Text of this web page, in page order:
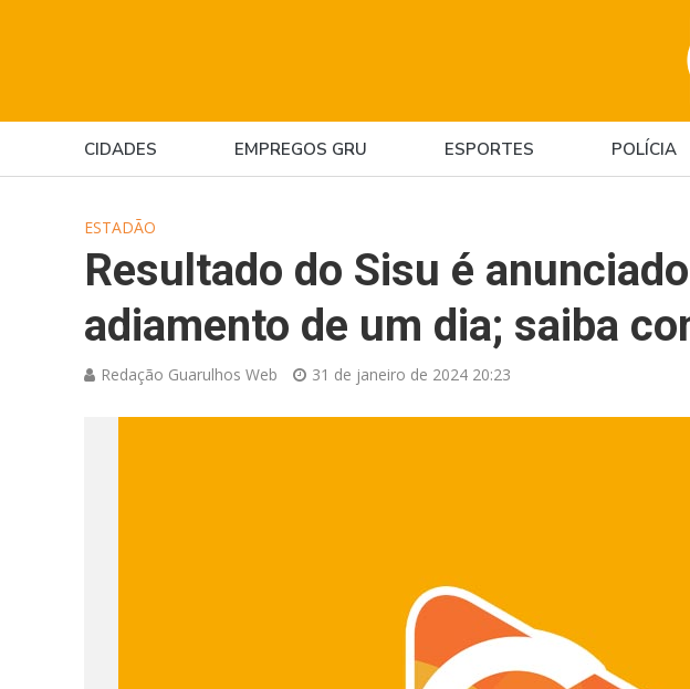
CIDADES EMPREGOS GRU ESPORTES POLÍCIA
ESTADÃO
Resultado do Sisu é
adiamento de um dia; saiba
Redação Guarulhos Web 31 de janeiro de 2024 20:23